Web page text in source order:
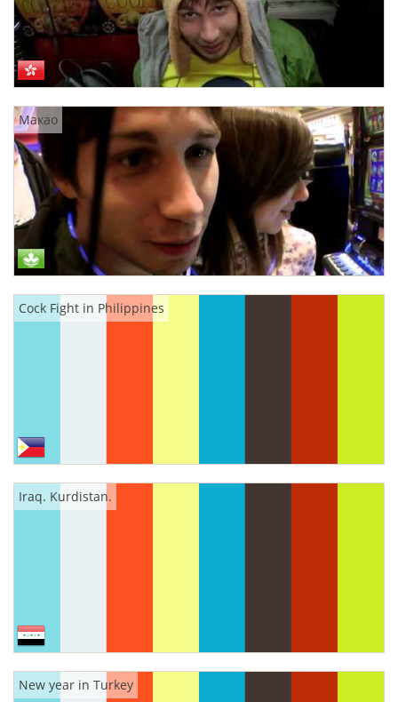
Макао
Cock Fight in Philippines
Iraq. Kurdistan.
New year in Turkey